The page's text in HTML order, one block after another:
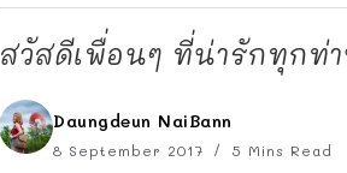
สวัสดีเพื่อนๆ ที่น่ารักทุกท่
Daungdeun NaiBann
8 September 2017 5 Mins Read